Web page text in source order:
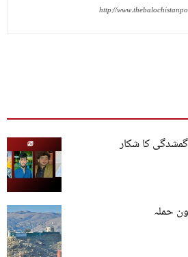
http://
کا شکار
حملہ